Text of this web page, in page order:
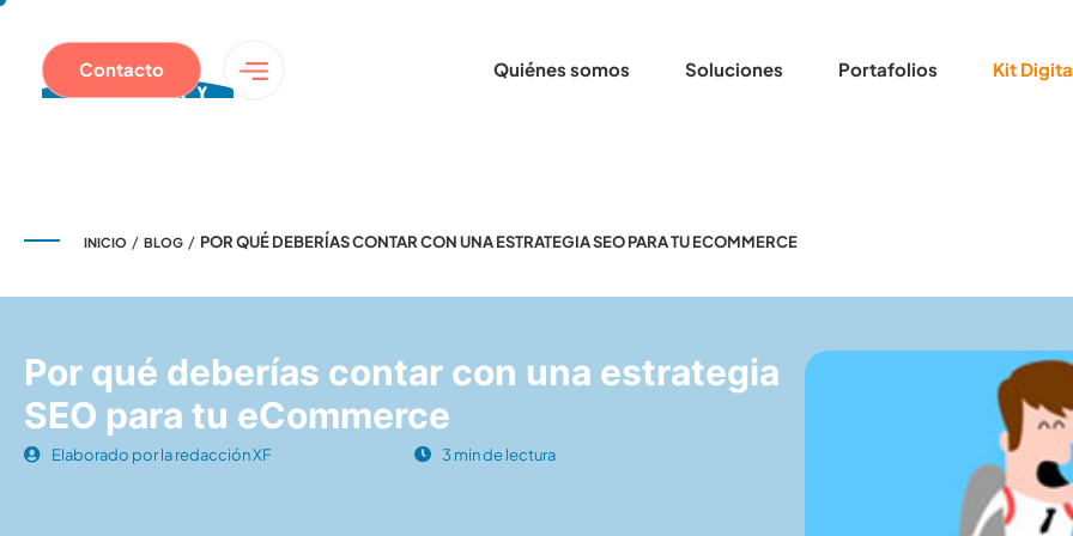
Quiénes somos Soluciones Portafolios Kit
Contacto
INICIO / BLOG / POR QUÉ DEBERÍAS CONTAR CON UNA ESTRATEGIA SEO PARA TU ECOMMERCE
Por qué deberías contar con una estrategia
SEO para tu eCommerce
Elaborado por la redacción XF 3 min de lectura